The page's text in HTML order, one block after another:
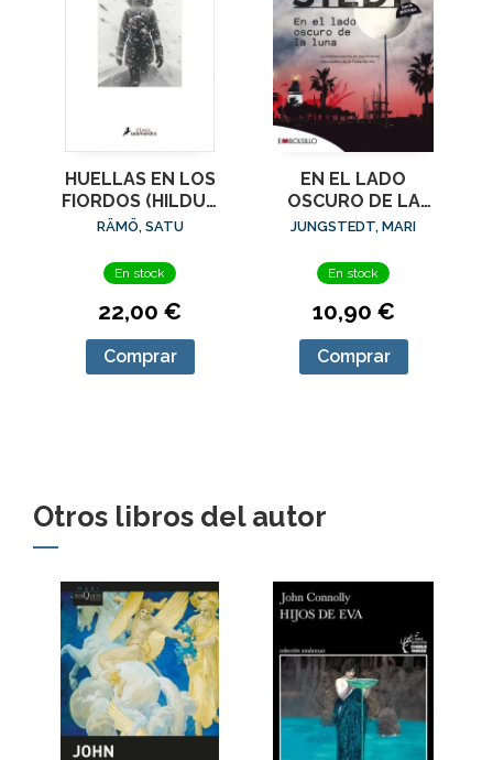
HUELLAS EN LOS
FIORDOS (HILDUR
1)
RÄMÖ, SATU
En stock
22,00 €
Comprar
EN EL LADO
OSCURO DE LA
LUNA SERIE
JUNGSTEDT, MARI
En stock
10,90 €
Comprar
Otros libros del autor